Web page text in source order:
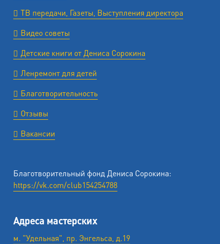
ТВ передачи, Газеты, Выступления директора
Видео советы
Детские книги от Дениса Сорокина
Ленремонт для детей
Благотворительность
Отзывы
Вакансии
Благотворительный фонд Дениса Сорокина:
https://vk.com/club154254788
Адреса мастерских
м. "Удельная", пр. Энгельса, д.19